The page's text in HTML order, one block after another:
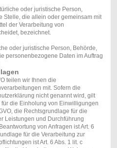
oder juristische Person,
Stelle, die allein oder gemeinsam mit
der Verarbeitung von
bezeichnet.
oder juristische Person, Behörde,
personenbezogene Daten im Auftrag
teilen wir Ihnen die
mit. Sofern die
nicht genannt wird, gilt
die Einholung von Einwilligungen
die Rechtsgrundlage für die
Leistungen und Durchführung
von Anfragen ist Art. 6
für die Verarbeitung zur
ist Art. 6 Abs. 1 lit. c